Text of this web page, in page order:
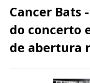
Cancer Bats
do concerto
de abertura